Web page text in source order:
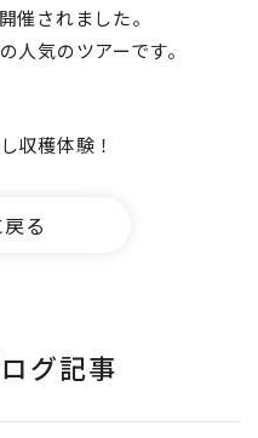
催されました。
人気のツアーです。
収穫体験！
る
グ記事